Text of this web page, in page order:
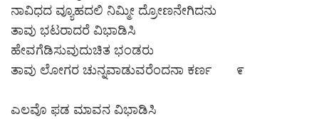
ನಾವಿಧದ ವ್ಯೂಹದಲಿ ನಿಮ್ಮೀ ದ್ರೋಣನೇಗಿದನು
ತಾವು ಭಟರಾದರೆ ವಿಭಾಡಿಸಿ
ಹೇವಗೆಡಿಸುವುದುಚಿತ ಭಂಡರು
ತಾವು ಲೋಗರ ಚುನ್ನವಾಡುವರೆಂದನಾ ಕರ್ಣ ೯
ಎಲವೊ ಫಡ ಮಾವನ ವಿಭಾಡಿಸಿ